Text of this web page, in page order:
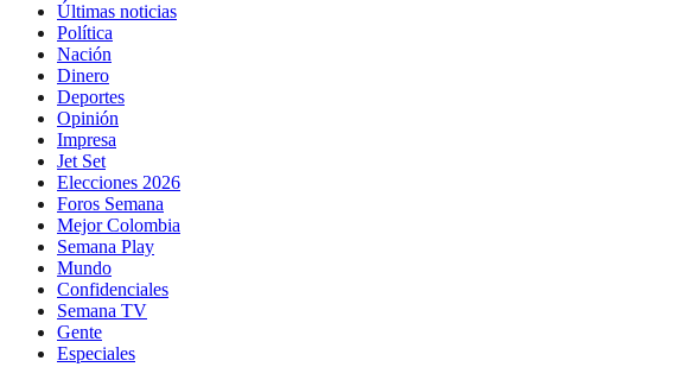
Últimas noticias
Política
Nación
Dinero
Deportes
Opinión
Impresa
Jet Set
Elecciones 2026
Foros Semana
Mejor Colombia
Semana Play
Mundo
Confidenciales
Semana TV
Gente
Especiales